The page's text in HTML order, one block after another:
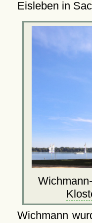
Eisleben in
Wichmann